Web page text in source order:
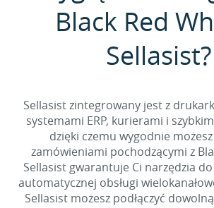
Black Red
Sellasist?
Sellasist zintegrowany jest z
systemami ERP, kurierami i
dzięki czemu wygodnie
zamówieniami pochodzącymi z
Sellasist gwarantuje Ci narzędzia
automatycznej obsługi
Sellasist możesz podłączyć